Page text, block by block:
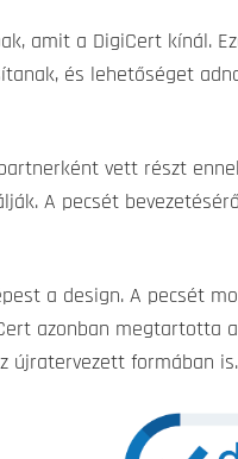
amit a DigiCert kínál.
és lehetőséget
vett részt
A pecsét
a design. A pecsét
azonban
újratervezett formában